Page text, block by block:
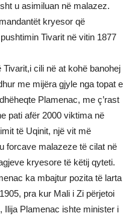
u asimiluan në malazez.
kryesor që
Tivarit në vitin 1877
cili në at kohë banohej
me mijëra gjyle nga topat e
Plamenac, me ç’rast
pati afër 2000 viktima në
të Uqinit, një vit më
forcave malazeze të cilat në
kryesore të këtij qyteti.
ka mbajtur pozita të larta
pra kur Mali i Zi përjetoi
Ilija Plamenac ishte minister i